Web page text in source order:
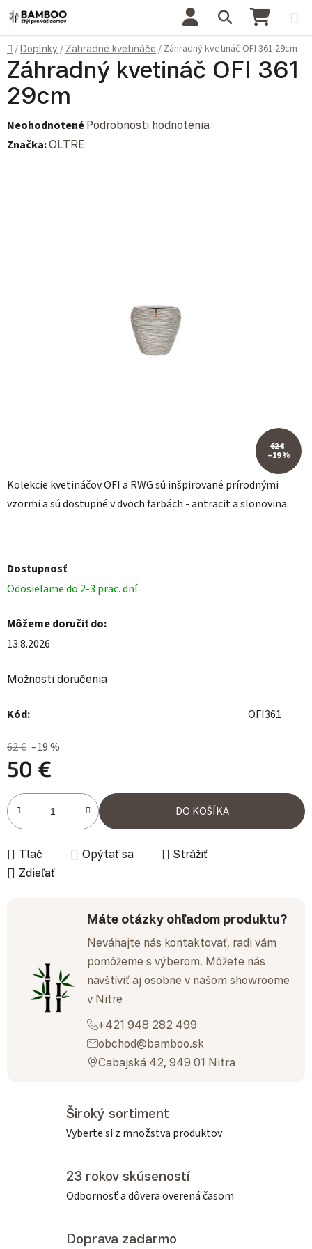
Prejsť na obsah Hľadať
Domov
/Doplnky / Záhradné kvetináče / Záhradný kvetináč OFI 361 29cm
Kolekcie kvetináčov OFI a RWG sú inšpirované prírodnými
vzormi a sú dostupné v dvoch farbách - antracit a slonovina.
Dostupnosť
Odosielame do 2-3 prac. dní
Môžeme doručiť do:
13.8.2026
Možnosti doručenia
Kód: OFI361
62 € –19 %
50 €
Jednotková cena:
DO KOŠÍKA
Tlač Opýtať sa
Strážiť
Zdieľať
Máte otázky ohľadom produktu?
Neváhajte nás kontaktovať, radi vám
pomôžeme s výberom. Môžete nás
navštíviť aj osobne v našom showroome
v Nitre
+421 948 282 499
obchod@bamboo.sk
Cabajská 42, 949 01 Nitra
Záhradný kvetináč OFI 361
29cm
Priemerné hodnotenie produktu je 0,0 z 5 hviezdičiek.
Neohodnotené Podrobnosti hodnotenia
Značka:OLTRE
62 €
–19 %
Široký sortiment
Vyberte si z množstva produktov
23 rokov skúseností
Odbornosť a dôvera overená časom
Doprava zadarmo